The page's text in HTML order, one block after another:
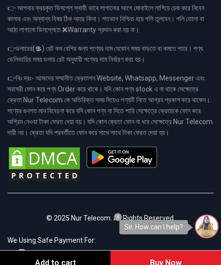
👉 আপনার ক্রয়কৃত ডিসপ্লে স্থায়ী ভাবে লাগানোর আগে মোবাইলে লাগিয়ে চেক করে নিবেন
কালার এবং অন্যান্য বিষয় ঠিক আছে কিনা। শতভাগ নিশ্চিত হয়ে পলি তুলবেন। পলি তোলা বা
আঠা লাগানো ডিসপ্লেতে ❌Warranty প্রদান করা হয় না।
👉ডলারের(💲) রেট কম বেশির জন্য পণ্যের দাম যেকোন সময় বাড়তে বা কমতে পারে। পণ্য
ডেলিভারির সময় ডলার রেট অনুযায়ী পণ্যের দাম নির্ধারণ করা হয়।
👉বিঃ দ্রঃ- আমাদের সম্মানীত ক্রেতাগন Website, Whatsapp, Messenger এবং
সরাসরী ফোন করে পণ্য Order করে থাকে। যদি কোন পণ্য stock এ না থাকে সেক্ষেত্রে
ক্রেতা Nur Telecom কে অতিরিক্ত সময় দিয়েও পণ্যটি নিতে আগ্রহ প্রকাশ করে থাকেন।
পণ্যের গুনগত মান বিবেচনা করে যদি কোন পণ্য না দিতে পারি সেক্ষেত্রে ক্রেতাকে ফোন করে
অগ্রিম নেওয়া টাকা ফেরত দেয়া হয়। যদি কোন ক্রেতা ফোন না ধরে সেক্ষেত্রে Nur Telecom
দায়ী নয়। ক্রেতা যদি পরবর্তীতে ফোন করে সাথে সাথে টাকা ফেরত দেয়া হয়।
© 2025 Nur Telecom. All Rights Reserved.
We Using Safe Payment For:
Add to cart Buy Now
Sir, How can I help?
x